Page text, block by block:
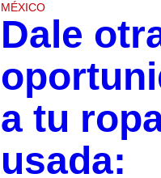
MÉXICO
Dale
a tu
usada: